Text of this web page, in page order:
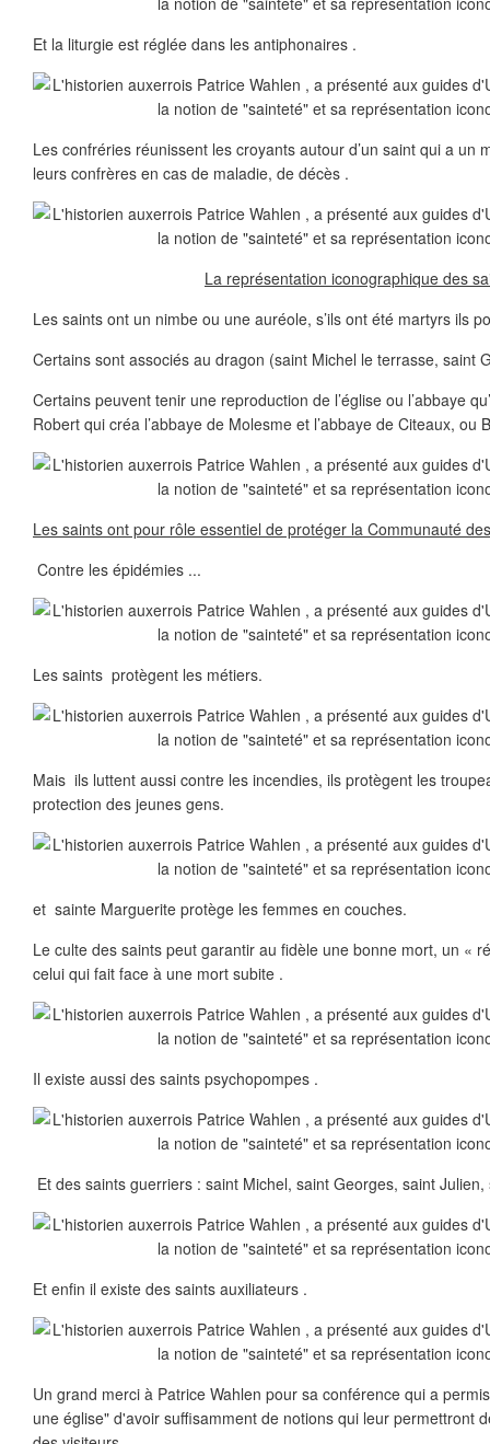
Et la liturgie est réglée dans les antiphonaires .
Les confréries réunissent les croyants autour d’un saint qui a un
leurs confrères en cas de maladie, de décès .
La représentation iconographique des
Les saints ont un nimbe ou une auréole, s’ils ont été martyrs ils
Certains sont associés au dragon (saint Michel le terrasse, saint
Certains peuvent tenir une reproduction de l’église ou l’abbaye
Robert qui créa l’abbaye de Molesme et l’abbaye de Citeaux, ou
Les saints ont pour rôle essentiel de protéger la Communauté
Contre les épidémies ...
Les saints protègent les métiers.
Mais ils luttent aussi contre les incendies, ils protègent les
protection des jeunes gens.
et sainte Marguerite protège les femmes en couches.
Le culte des saints peut garantir au fidèle une bonne mort, un «
celui qui fait face à une mort subite .
Il existe aussi des saints psychopompes .
Et des saints guerriers : saint Michel, saint Georges, saint
Et enfin il existe des saints auxiliateurs .
Un grand merci à Patrice Wahlen pour sa conférence qui a
une église" d'avoir suffisamment de notions qui leur permettront